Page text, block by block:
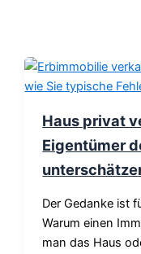
Haus privat
Eigentümer
Der Gedanke ist
Warum einen
man das Haus